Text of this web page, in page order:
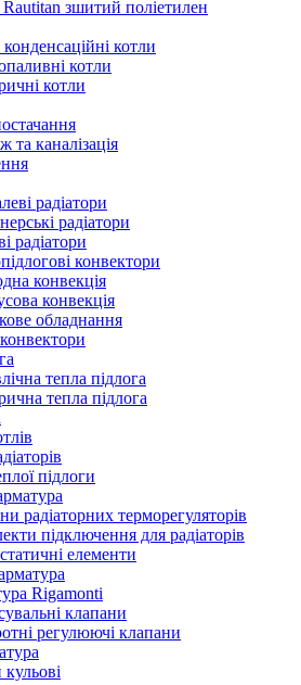
Rautitan зшитий поліетилен
конденсаційні котли
котли
котли
та каналізація
радіатори
радіатори
радіатори
конвектори
конвекція
конвекція
обладнання
тепла підлога
тепла підлога
підлоги
радіаторних терморегуляторів
підключення для радіаторів
елементи
Rigamonti
клапани
регулюючі клапани